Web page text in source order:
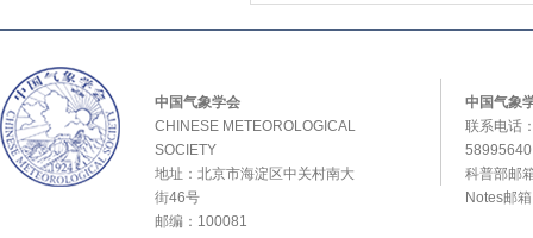
中国气象学会
CHINESE METEOROLOGICAL
SOCIETY
地址：北京市海淀区中关村南大
街46号
邮编：100081
中国气象
联系电话
科普部邮
Notes邮